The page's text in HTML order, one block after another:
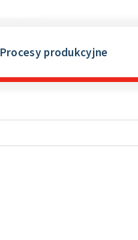
Procesy produkcyjne